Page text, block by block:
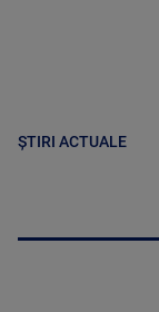
ȘTIRI ACTUALE